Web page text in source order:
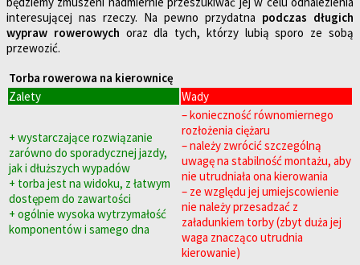
interesującej nas rzeczy. Na pewno przydatna podczas długich
wypraw rowerowych oraz dla tych, którzy lubią sporo ze sobą
przewozić.
Torba rowerowa na kierownicę
Zalety
Wady
+ wystarczające rozwiązanie
zarówno do sporadycznej jazdy,
jak i dłuższych wypadów
+ torba jest na widoku, z łatwym
dostępem do zawartości
+ ogólnie wysoka wytrzymałość
komponentów i samego dna
– konieczność równomiernego
rozłożenia ciężaru
– należy zwrócić szczególną
uwagę na stabilność montażu, aby
nie utrudniała ona kierowania
– ze względu jej umiejscowienie
nie należy przesadzać z
załadunkiem torby (zbyt duża jej
waga znacząco utrudnia
kierowanie)